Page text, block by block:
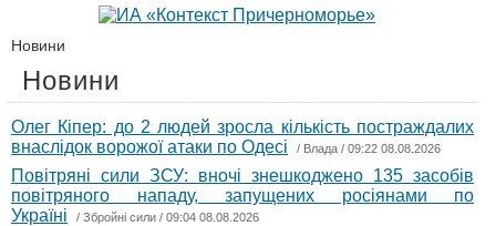
Новини
Новини
Олег Кіпер: до 2 людей зросла кількість постраждалих
внаслідок ворожої атаки по Одесі
/ Влада / 09:22 08.08.2026
Повітряні сили ЗСУ: вночі знешкоджено 135 засобів
повітряного нападу, запущених росіянами по
Україні
/ Збройні сили / 09:04 08.08.2026